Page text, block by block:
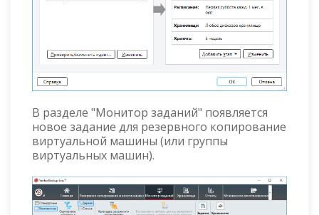
В разделе "Монитор заданий" появляется
новое задание для резервного копирование
виртуальной машины (или группы
виртуальных машин).